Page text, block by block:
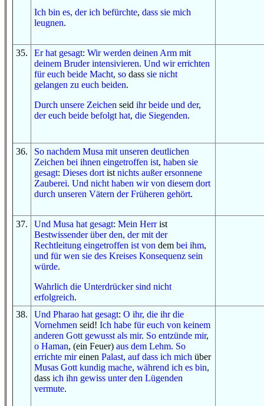
Ich bin es, der ich befürchte, dass sie mich
leugnen.
35. Er hat gesagt: Wir werden deinen Arm mit
deinem Bruderintensivieren. Und wir errichten
für euch beide Macht, so dass sie nicht
gelangen zu euch beiden.
Durch unsere Zeichen seid ihr beide und der,
der euch beide befolgt hat, die Siegenden.
36. So nachdem Musa mit unseren deutlichen
Zeichen bei ihnen eingetroffen ist, haben sie
gesagt: Dieses dort ist nichts außer ersonnene
Zauberei. Und nicht haben wir von diesem dort
durch unseren Vätern der Früheren gehört.
37. Und Musa hat gesagt: Mein Herrist
Bestwissender über den, der mit der
Rechtleitung eingetroffen ist von dem bei ihm,
und für wen sie des Kreises Konsequenz sein
würde.
Wahrlich die Unterdrücker sind nicht
erfolgreich.
38. Und Pharao hat gesagt: O ihr, die ihr die
Vornehmen seid! Ich habe für euch von keinem
anderen Gott gewusst als mir. So entzünde mir,
o Haman, (ein Feuer) aus dem Lehm. So
errichte mireinen Palast, auf dass ich mich über
Musas Gott kundig mache, während ich es bin,
dass ich ihn gewiss unterden Lügenden
vermute.